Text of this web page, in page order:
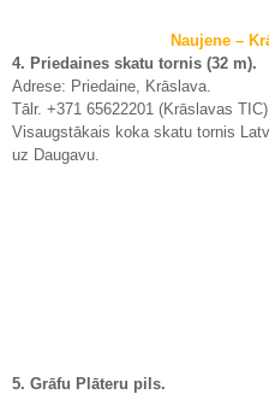
Naujene –
4. Priedaines skatu tornis (32 m).
Adrese: Priedaine, Krāslava.
Tālr. +371 65622201 (Krāslavas
Visaugstākais koka skatu tornis
uz Daugavu.
5. Grāfu Plāteru pils.